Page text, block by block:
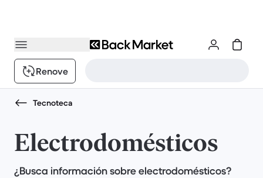
Renove
Tecnoteca
Electrodomésticos
¿Busca información sobre electrodomésticos?